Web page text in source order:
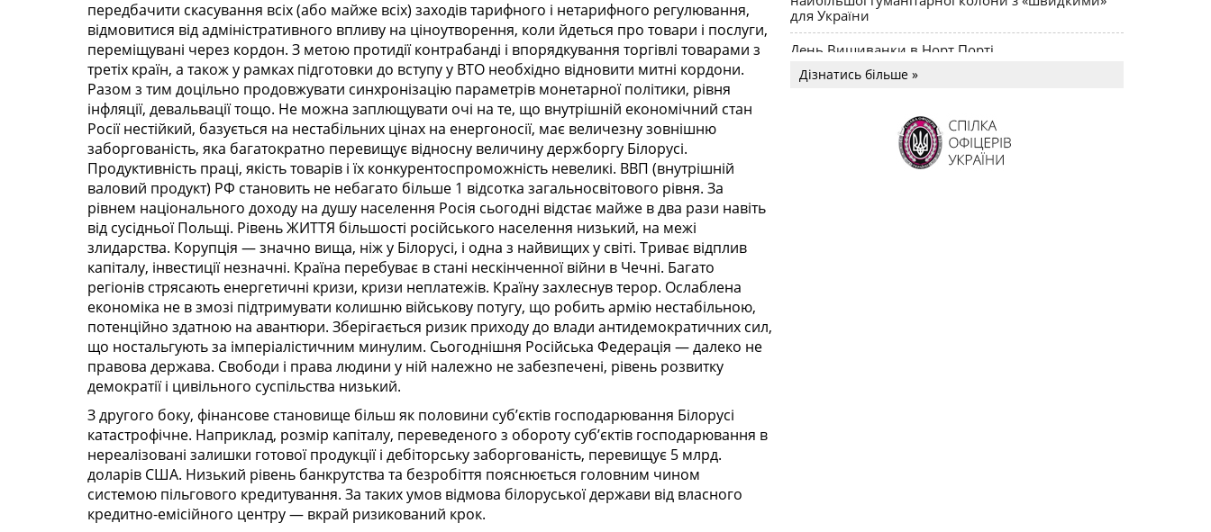
передбачити скасування всіх (або майже всіх) заходів тарифного і нетарифного регулювання,
відмовитися від адміністративного впливу на ціноутворення, коли йдеться про товари і послуги,
переміщувані через кордон. З метою протидії контрабанді і впорядкування торгівлі товарами з
третіх країн, а також у рамках підготовки до вступу у ВТО необхідно відновити митні кордони.
Разом з тим доцільно продовжувати синхронізацію параметрів монетарної політики, рівня
інфляції, девальвації тощо. Не можна заплющувати очі на те, що внутрішній економічний стан
Росії нестійкий, базується на нестабільних цінах на енергоносії, має величезну зовнішню
заборгованість, яка багатократно перевищує відносну величину держборгу Білорусі.
Продуктивність праці, якість товарів і їх конкурентоспроможність невеликі. ВВП (внутрішній
валовий продукт) РФ становить не небагато більше 1 відсотка загальносвітового рівня. За
рівнем національного доходу на душу населення Росія сьогодні відстає майже в два рази навіть
від сусідньої Польщі. Рівень ЖИТТЯ більшості російського населення низький, на межі
злидарства. Корупція — значно вища, ніж у Білорусі, і одна з найвищих у світі. Триває відплив
капіталу, інвестиції незначні. Країна перебуває в стані нескінченної війни в Чечні. Багато
регіонів стрясають енергетичні кризи, кризи неплатежів. Країну захлеснув терор. Ослаблена
економіка не в змозі підтримувати колишню військову потугу, що робить армію нестабільною,
потенційно здатною на авантюри. Зберігається ризик приходу до влади антидемократичних сил,
що ностальгують за імперіалістичним минулим. Сьогоднішня Російська Федерація — далеко не
правова держава. Свободи і права людини у ній належно не забезпечені, рівень розвитку
демократії і цивільного суспільства низький.
З другого боку, фінансове становище більш як половини суб’єктів господарювання Білорусі
катастрофічне. Наприклад, розмір капіталу, переведеного з обороту суб’єктів господарювання в
нереалізовані залишки готової продукції і дебіторську заборгованість, перевищує 5 млрд.
доларів США. Низький рівень банкрутства та безробіття пояснюється головним чином
системою пільгового кредитування. За таких умов відмова білоруської держави від власного
кредитно-емісійного центру — вкрай ризикований крок.
для України
День Вишиванки в Норт Порті
OPUS MAGNUM Олега К. Романчука
Дізнатись більше »